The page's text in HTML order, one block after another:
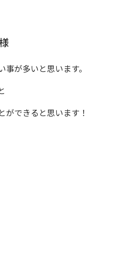
が多いと思います。
できると思います！